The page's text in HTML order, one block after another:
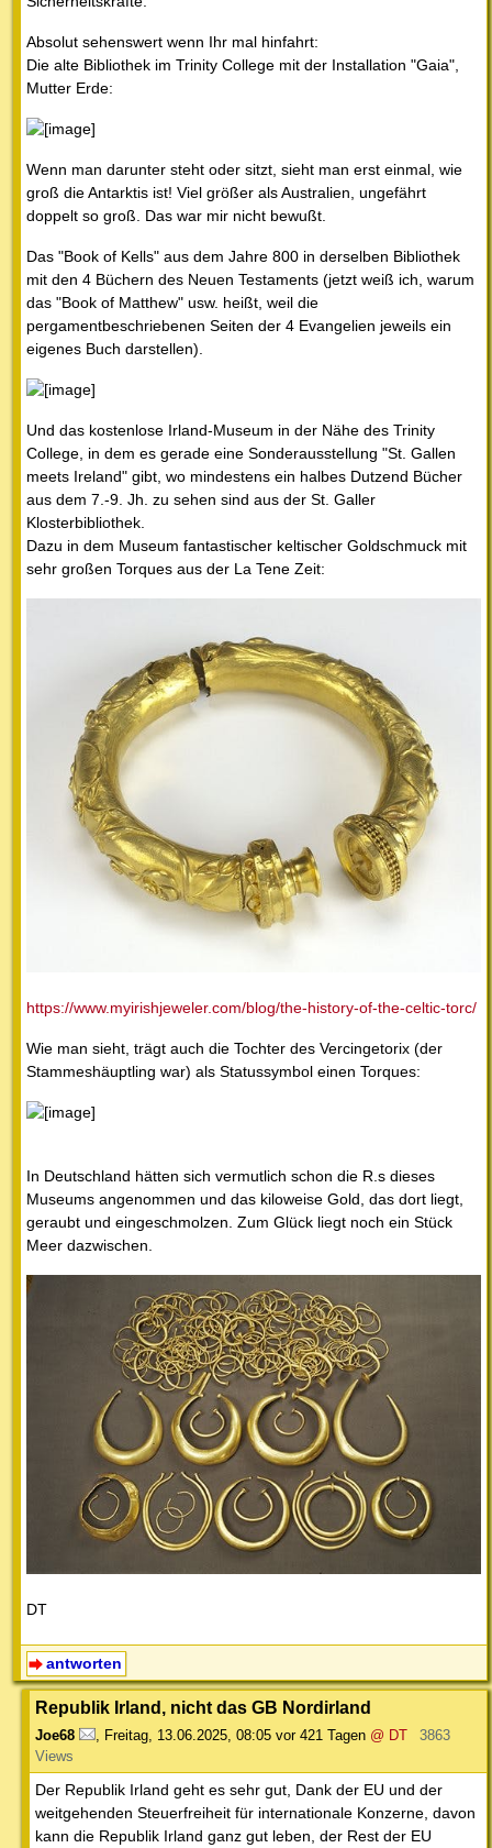
Absolut sehenswert wenn Ihr mal hinfahrt:
Die alte Bibliothek im Trinity College mit der Installation "Gaia",
Mutter Erde:
Wenn man darunter steht oder sitzt, sieht man erst einmal, wie
groß die Antarktis ist! Viel größer als Australien, ungefährt
doppelt so groß. Das war mir nicht bewußt.
Das "Book of Kells" aus dem Jahre 800 in derselben Bibliothek
mit den 4 Büchern des Neuen Testaments (jetzt weiß ich, warum
das "Book of Matthew" usw. heißt, weil die
pergamentbeschriebenen Seiten der 4 Evangelien jeweils ein
eigenes Buch darstellen).
Und das kostenlose Irland-Museum in der Nähe des Trinity
College, in dem es gerade eine Sonderausstellung "St. Gallen
meets Ireland" gibt, wo mindestens ein halbes Dutzend Bücher
aus dem 7.-9. Jh. zu sehen sind aus der St. Galler
Klosterbibliothek.
Dazu in dem Museum fantastischer keltischer Goldschmuck mit
sehr großen Torques aus der La Tene Zeit:
https://www.myirishjeweler.com/blog/the-history-of-the-celtic-torc/
Wie man sieht, trägt auch die Tochter des Vercingetorix (der
Stammeshäuptling war) als Statussymbol einen Torques:
In Deutschland hätten sich vermutlich schon die R.s dieses
Museums angenommen und das kiloweise Gold, das dort liegt,
geraubt und eingeschmolzen. Zum Glück liegt noch ein Stück
Meer dazwischen.
DT
antworten
Republik Irland, nicht das GB Nordirland
Joe68 Freitag, 13.06.2025, 08:05 vor 421 Tagen @ DT
3863
Views
Der Republik Irland geht es sehr gut, Dank der EU und der
weitgehenden Steuerfreiheit für internationale Konzerne, davon
kann die Republik Irland ganz gut leben, der Rest der EU